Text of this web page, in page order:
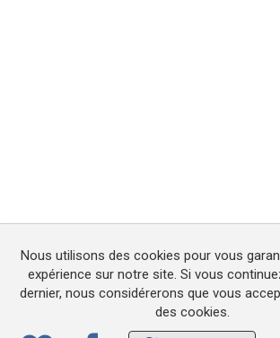
Nous utilisons des cookies pour vous
expérience sur notre site. Si vous
dernier, nous considérerons que vous
des cookies.